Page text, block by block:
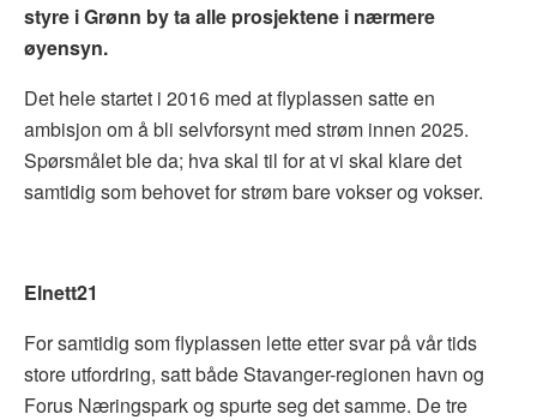
styre i Grønn by ta alle prosjektene i nærmere
øyensyn.
Det hele startet i 2016 med at flyplassen satte en
ambisjon om å bli selvforsynt med strøm innen 2025.
Spørsmålet ble da; hva skal til for at vi skal klare det
samtidig som behovet for strøm bare vokser og vokser.
Elnett21
For samtidig som flyplassen lette etter svar på vår tids
store utfordring, satt både Stavanger-regionen havn og
Forus Næringspark og spurte seg det samme. De tre